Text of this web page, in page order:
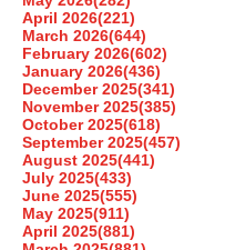
April 2026(221)
March 2026(644)
February 2026(602)
January 2026(436)
December 2025(341)
November 2025(385)
October 2025(618)
September 2025(457)
August 2025(441)
July 2025(433)
June 2025(555)
May 2025(911)
April 2025(881)